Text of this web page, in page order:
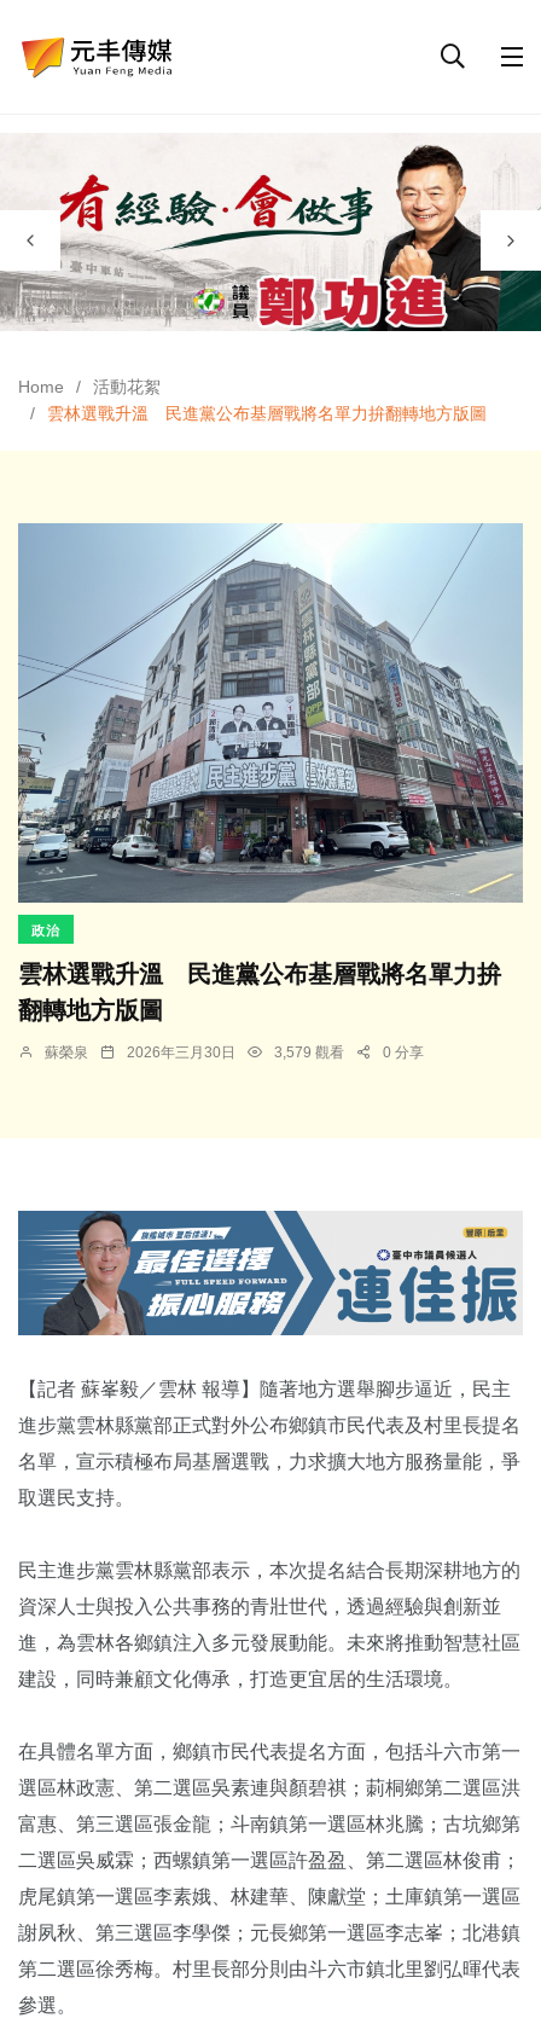
Home
活動花絮
雲林選戰升溫 民進黨公布基層戰將名單力拚翻轉地方版圖
政治
雲林選戰升溫 民進黨公布基層戰將名單力拚
翻轉地方版圖
蘇榮泉 2026年三月30日 3,579 觀看 0 分享
【記者 蘇峯毅／雲林 報導】隨著地方選舉腳步逼近，民主
進步黨雲林縣黨部正式對外公布鄉鎮市民代表及村里長提名
名單，宣示積極布局基層選戰，力求擴大地方服務量能，爭
取選民支持。
民主進步黨雲林縣黨部表示，本次提名結合長期深耕地方的
資深人士與投入公共事務的青壯世代，透過經驗與創新並
進，為雲林各鄉鎮注入多元發展動能。未來將推動智慧社區
建設，同時兼顧文化傳承，打造更宜居的生活環境。
在具體名單方面，鄉鎮市民代表提名方面，包括斗六市第一
選區林政憲、第二選區吳素連與顏碧祺；莿桐鄉第二選區洪
富惠、第三選區張金龍；斗南鎮第一選區林兆騰；古坑鄉第
二選區吳威霖；西螺鎮第一選區許盈盈、第二選區林俊甫；
虎尾鎮第一選區李素娥、林建華、陳獻堂；土庫鎮第一選區
謝夙秋、第三選區李學傑；元長鄉第一選區李志峯；北港鎮
第二選區徐秀梅。村里長部分則由斗六市鎮北里劉弘暉代表
參選。